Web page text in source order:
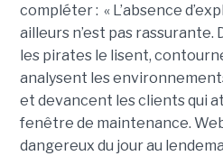
compléter : « L’absence
ailleurs n’est pas rassurante.
les pirates le lisent,
analysent les
et devancent les clients qui
fenêtre de maintenance.
dangereux du jour au